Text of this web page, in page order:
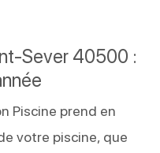
Sever 40500 :
Piscine prend en
votre piscine, que